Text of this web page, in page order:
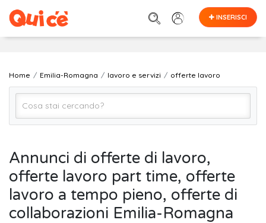
INSERISCI
Home Emilia-Romagna lavoro e servizi offerte lavoro
EMILIA-ROMAGNA (regione)
Cerca
Annunci di offerte di lavoro,
offerte lavoro part time, offerte
lavoro a tempo pieno, offerte di
collaborazioni Emilia-Romagna